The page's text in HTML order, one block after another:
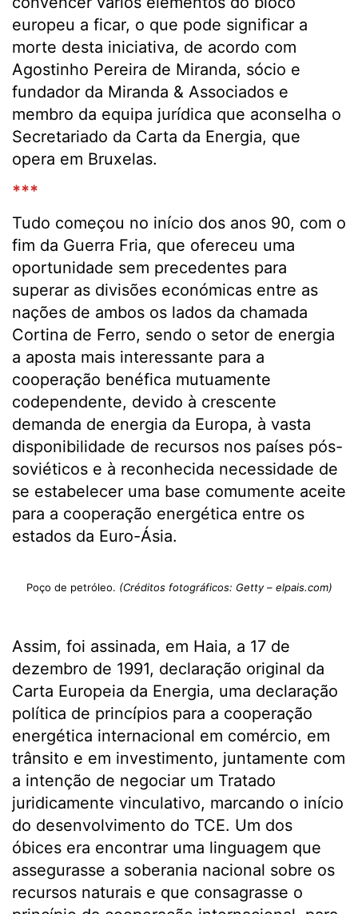
europeu a ficar, o que pode significar a
morte desta iniciativa, de acordo com
Agostinho Pereira de Miranda, sócio e
fundador da Miranda & Associados e
membro da equipa jurídica que aconselha o
Secretariado da Carta da Energia, que
opera em Bruxelas.
***
Tudo começou no início dos anos 90, com o
fim da Guerra Fria, que ofereceu uma
oportunidade sem precedentes para
superar as divisões económicas entre as
nações de ambos os lados da chamada
Cortina de Ferro, sendo o setor de energia
a aposta mais interessante para a
cooperação benéfica mutuamente
codependente, devido à crescente
demanda de energia da Europa, à vasta
disponibilidade de recursos nos países pós-
soviéticos e à reconhecida necessidade de
se estabelecer uma base comumente aceite
para a cooperação energética entre os
estados da Euro-Ásia.
Poço de petróleo. (Créditos fotográficos: Getty – elpais.com)
Assim, foi assinada, em Haia, a 17 de
dezembro de 1991, declaração original da
Carta Europeia da Energia, uma declaração
política de princípios para a cooperação
energética internacional em comércio, em
trânsito e em investimento, juntamente com
a intenção de negociar um Tratado
juridicamente vinculativo, marcando o início
do desenvolvimento do TCE. Um dos
óbices era encontrar uma linguagem que
assegurasse a soberania nacional sobre os
recursos naturais e que consagrasse o